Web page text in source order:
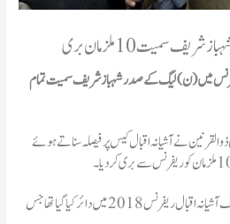
سمیت 10 ملزمان بری
میں (ن) لیگ کے صدر شہباز شریف سمیت تمام
نے آشیانہ اقبال کیس پر فیصلہ سناتے ہوئے
شہباز شریف سمیت دیگر ملزمان کے خلاف آشیانہ اقبال ریفرنس 2018 میں دائر کیا گیا تھا جس